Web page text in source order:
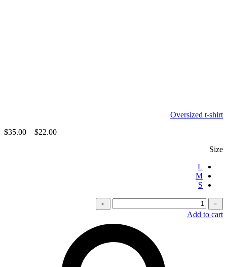
Oversized t-shirt
$22.00
–
$35.00
Size
L
M
S
كمية
Velvet
pants
﹣
﹢
Add to cart